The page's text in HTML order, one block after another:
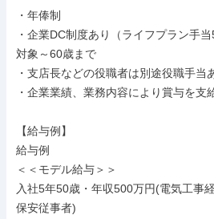
・年俸制
・企業DC制度あり（ライフプラン手
対象～60歳まで
・支店長などの役職者は別途役職手当
・企業業績、業務内容により賞与を支
【給与例】
給与例
＜＜モデル給与＞＞
入社5年50歳・年収500万円(電気工事
保安従事者)